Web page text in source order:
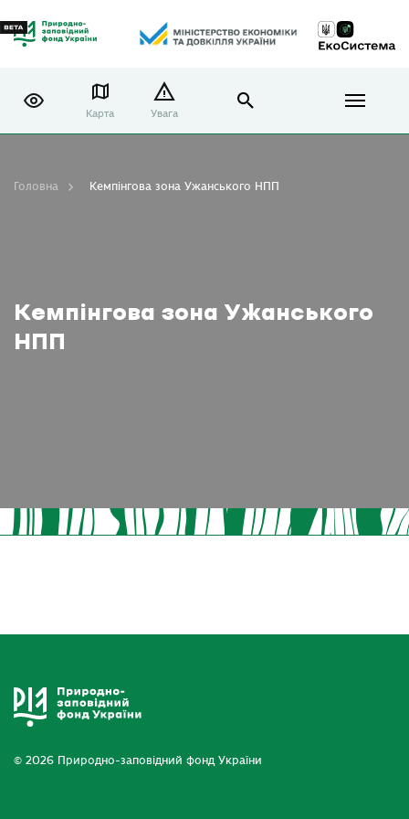
Карта Увага
Кемпінгова зона Ужанського
НПП
Головна Кемпінгова зона Ужанського НПП
© 2026 Природно-заповідний фонд України